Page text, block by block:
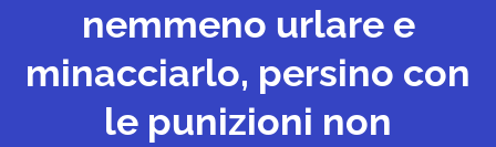
nemmeno urlare e
minacciarlo, persino con
le punizioni non